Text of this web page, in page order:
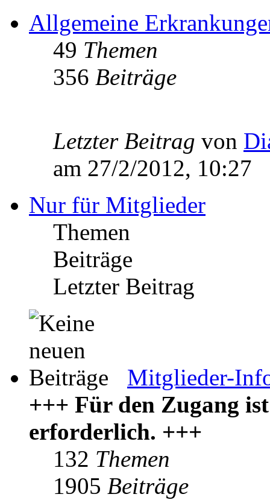
Allgemeine
49 Themen
356 Beiträge
Letzter Beitrag von
am 27/2/2012, 10:27
Nur für Mitglieder
Themen
Beiträge
Letzter Beitrag
Mitglieder-
+++ Für den Zugang
erforderlich. +++
132 Themen
1905 Beiträge